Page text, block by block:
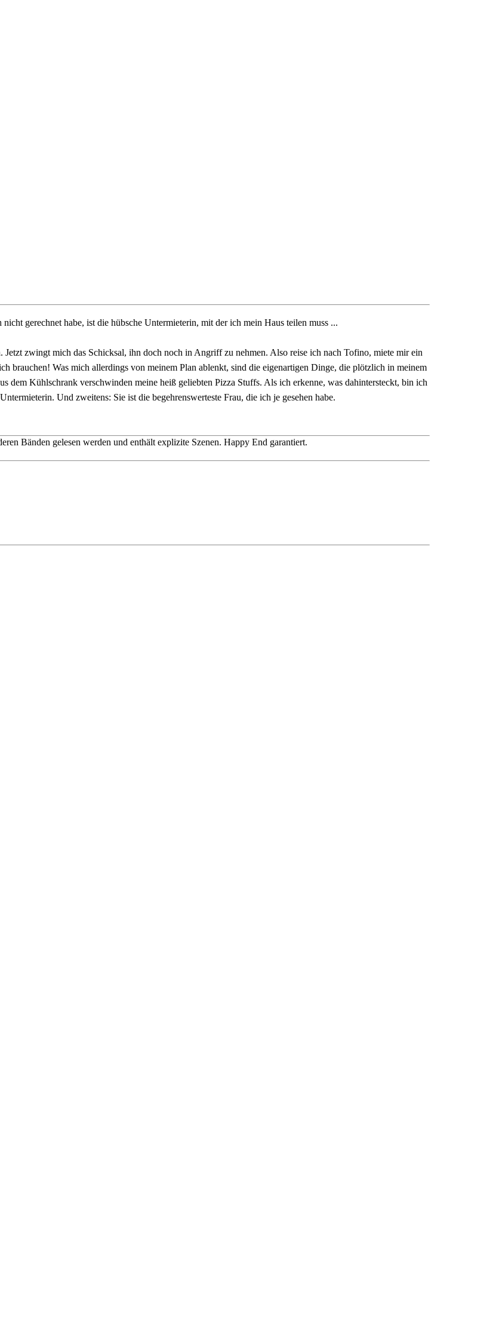
gerechnet habe, ist die hübsche Untermieterin, mit der ich mein Haus teilen muss ...
zwingt mich das Schicksal, ihn doch noch in Angriff zu nehmen. Also reise ich nach Tofino, miete mir ein
brauchen! Was mich allerdings von meinem Plan ablenkt, sind die eigenartigen Dinge, die plötzlich in meinem
dem Kühlschrank verschwinden meine heiß geliebten Pizza Stuffs. Als ich erkenne, was dahintersteckt, bin ich
Und zweitens: Sie ist die begehrenswerteste Frau, die ich je gesehen habe.
Bänden gelesen werden und enthält explizite Szenen. Happy End garantiert.